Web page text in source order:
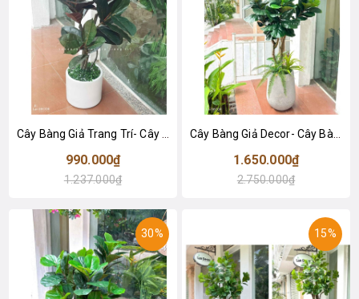
990.000₫
1.237.000₫
1.650.000₫
2.750.000₫
30% 15%